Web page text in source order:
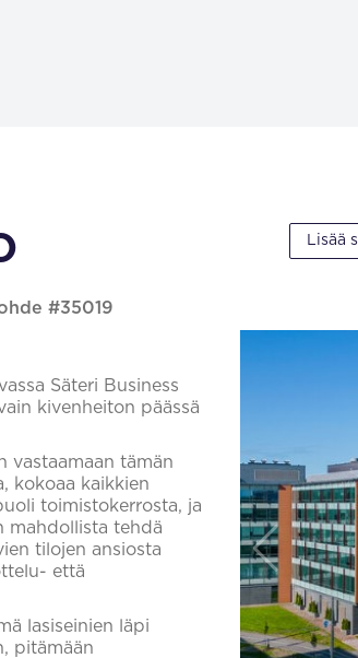
#35019
Lisää
Säteri Business
kivenheiton päässä
vastaamaan tämän
kokoaa kaikkien
toimistokerrosta, ja
mahdollista tehdä
tilojen ansiosta
että
lasiseinien läpi
pitämään